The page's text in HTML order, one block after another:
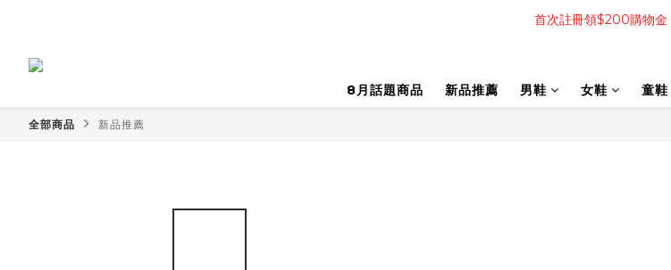
首次註冊領$200購物金
8月話題商品
新品推薦 男鞋 女鞋 童鞋
全部商品 新品推薦